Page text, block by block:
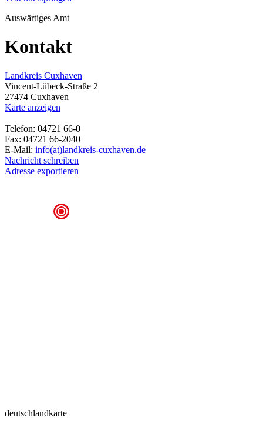
Auswärtiges Amt
Kontakt
Landkreis Cuxhaven
Vincent-Lübeck-Straße 2
27474 Cuxhaven
Karte anzeigen
Telefon: 04721 66-0
Fax: 04721 66-2040
E-Mail: info(at)landkreis-cuxhaven.de
Nachricht schreiben
Adresse exportieren
deutschlandkarte